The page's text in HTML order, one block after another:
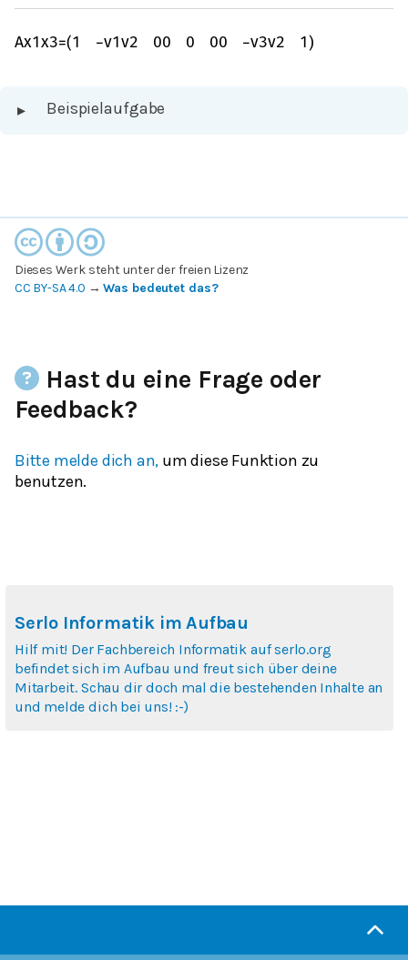
Ax1 x3=(1 −v1 v2 00 0 00 −v3v2 1 )
▸ Beispielaufgabe
Dieses Werk steht unter der freien Lizenz
CC BY-SA 4.0 →Was bedeutet das?
Hast du eine Frage oder
Feedback?
Bitte melde dich an, um diese Funktion zu
benutzen.
Serlo Informatik im Aufbau
Hilf mit! Der Fachbereich Informatik auf serlo.org
befindet sich im Aufbau und freut sich über deine
Mitarbeit. Schau dir doch mal die bestehenden Inhalte an
und melde dich bei uns! :-)